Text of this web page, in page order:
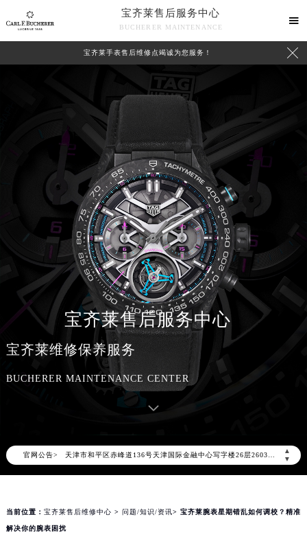
宝齐莱售后服务中心
BUCHERER MAINTENANCE

宝齐莱手表售后维修点竭诚为您服务！ 
宝齐莱售后服务中心
宝齐莱维修保养服务
BUCHERER MAINTENANCE CENTER
官网公告>
▲
▼
2026年8月宝齐莱中国区售后服务网络优化升级公告
2026年8月宝齐莱全国官方售后客户服务热线：400-006-0073
2026年8月宝齐莱售后服务中心最新网点地址：
上海市徐汇区虹桥路3号港汇中心写字楼2座37层3705室（需提前预约）
上海市黄浦区南京东路299号宏伊国际广场写字楼8层806室（需提前预约）
常州市新北区龙锦路1590号现代传媒中心写字楼5号楼10层1008室（需提前预约）
当前位置： 宝齐莱售后维修中心 > 问题/知识/资讯> 宝齐莱腕表星期错乱如何调校？精准
解决你的腕表困扰